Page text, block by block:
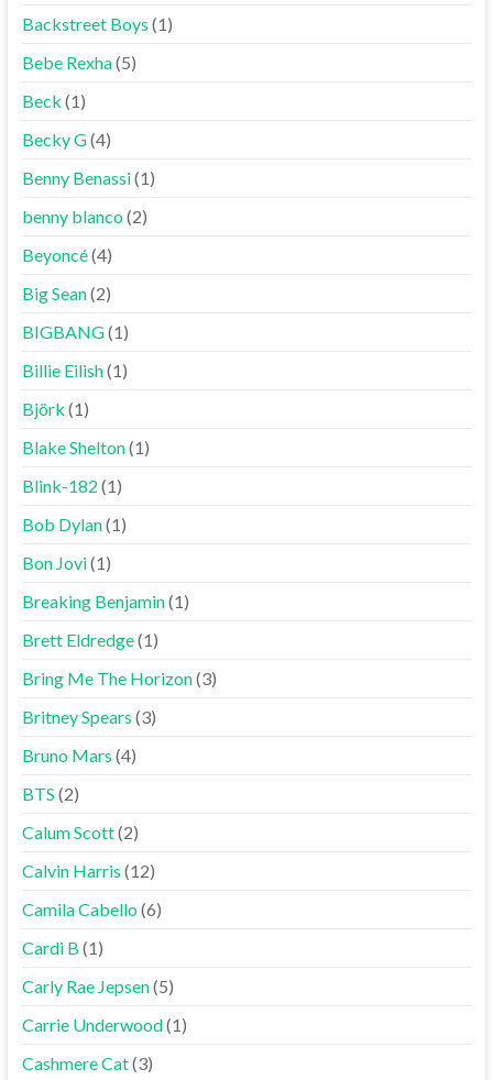
Backstreet Boys (1)
Bebe Rexha(5)
Beck (1)
Becky G(4)
Benny Benassi(1)
benny blanco(2)
Beyoncé(4)
Big Sean(2)
BIGBANG(1)
Billie Eilish(1)
Björk (1)
Blake Shelton(1)
Blink-182 (1)
Bob Dylan(1)
Bon Jovi(1)
Breaking Benjamin(1)
Brett Eldredge(1)
Bring Me The Horizon(3)
Britney Spears (3)
Bruno Mars (4)
BTS (2)
Calum Scott(2)
Calvin Harris (12)
Camila Cabello(6)
Cardi B (1)
Carly Rae Jepsen(5)
Carrie Underwood(1)
Cashmere Cat(3)